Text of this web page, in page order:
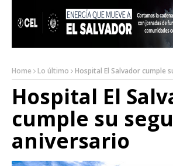
Home Lo último Hospital El Salvador cumple
Hospital El
cumple su
aniversario